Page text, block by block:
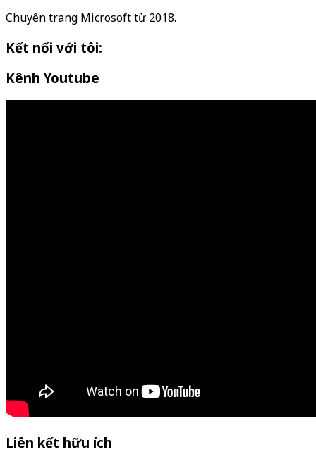
Chuyên trang Microsoft từ 2018.
Kết nối với tôi:
Kênh Youtube
Liên kết hữu ích